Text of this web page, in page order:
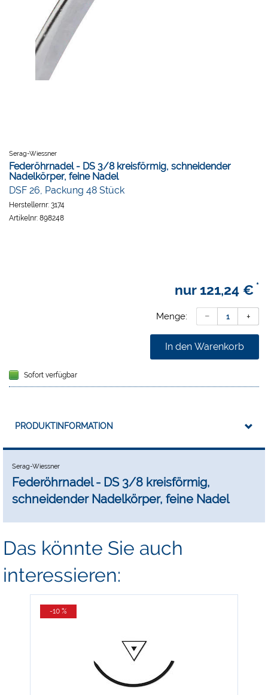
Serag-Wiessner
Federöhrnadel - DS 3/8 kreisförmig, schneidender
Nadelkörper, feine Nadel
DSF 26, Packung 48 Stück
Herstellernr: 3174
Artikelnr: 898248
nur 121,24 € *
Menge:
In den Warenkorb
Sofort verfügbar
PRODUKTINFORMATION
Serag-Wiessner
Federöhrnadel - DS 3/8 kreisförmig,
schneidender Nadelkörper, feine Nadel
Das könnte Sie auch
interessieren:
-10 %